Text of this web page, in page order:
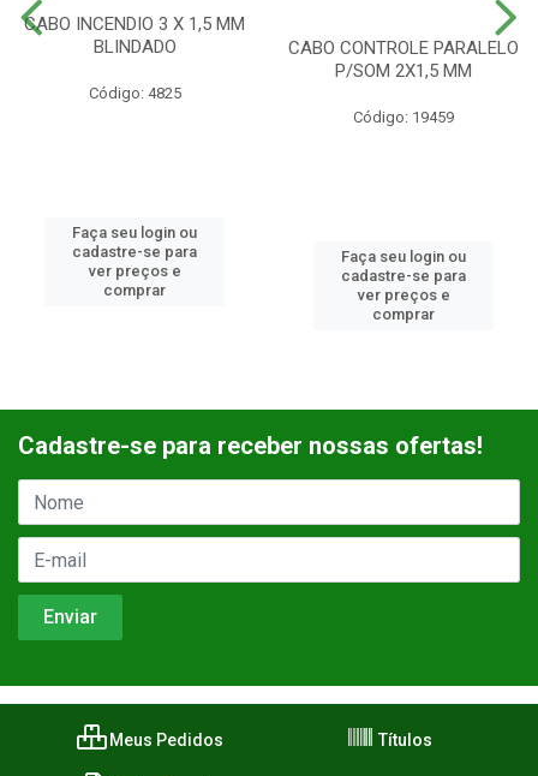
CABO INCENDIO 3 X 1,5 MM
BLINDADO
Código: 4825
Faça seu login ou
cadastre-se para
ver preços e
comprar
CABO CONTROLE PARALELO
P/SOM 2X1,5 MM
Código: 19459
Faça seu login ou
cadastre-se para
ver preços e
comprar
Cadastre-se para receber nossas ofertas!
Meus Pedidos Títulos